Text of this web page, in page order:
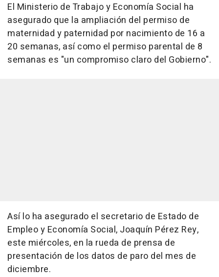
El Ministerio de Trabajo y Economía Social ha
asegurado que la ampliación del permiso de
maternidad y paternidad por nacimiento de 16 a
20 semanas, así como el permiso parental de 8
semanas es "un compromiso claro del Gobierno".
Así lo ha asegurado el secretario de Estado de
Empleo y Economía Social, Joaquín Pérez Rey,
este miércoles, en la rueda de prensa de
presentación de los datos de paro del mes de
diciembre.